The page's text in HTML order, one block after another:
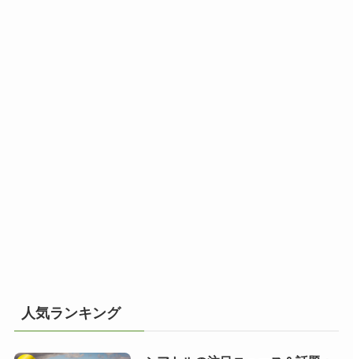
人気ランキング